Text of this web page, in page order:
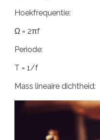
Hoekfrequentie:
Ω = 2πf
Periode:
T = 1/f
Mass lineaire dichtheid: